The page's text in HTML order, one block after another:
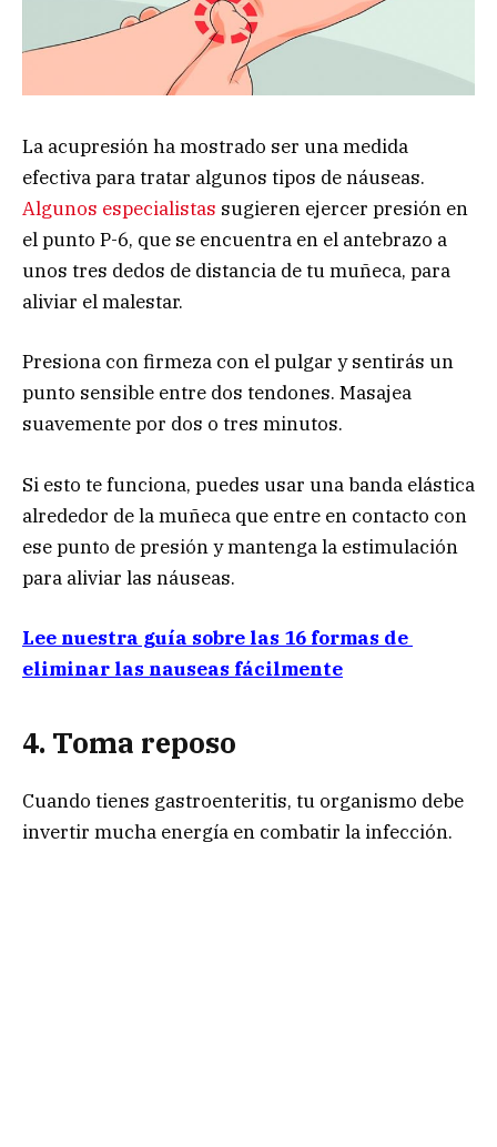
La acupresión ha mostrado ser una medida
efectiva para tratar algunos tipos de náuseas.
Algunos especialistas sugieren ejercer presión en
el punto P-6, que se encuentra en el antebrazo a
unos tres dedos de distancia de tu muñeca, para
aliviar el malestar.
Presiona con firmeza con el pulgar y sentirás un
punto sensible entre dos tendones. Masajea
suavemente por dos o tres minutos.
Si esto te funciona, puedes usar una banda elástica
alrededor de la muñeca que entre en contacto con
ese punto de presión y mantenga la estimulación
para aliviar las náuseas.
Lee nuestra guía sobre las 16 formas de
eliminar las nauseas fácilmente
4. Toma reposo
Cuando tienes gastroenteritis, tu organismo debe
invertir mucha energía en combatir la infección.